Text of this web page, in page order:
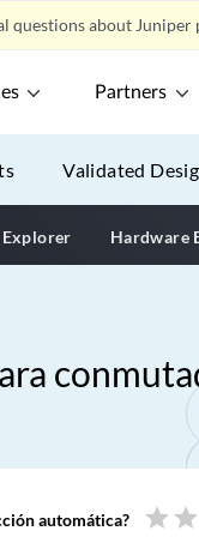
questions about Juniper
Partners
Validated
Hardware
automática? star star